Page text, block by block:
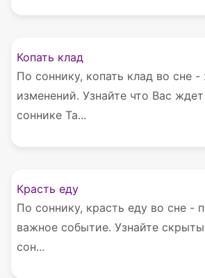
Копать клад
По соннику, копать клад во сне
изменений. Узнайте что Вас
соннике Та...
Красть еду
По соннику, красть еду во сне -
важное событие. Узнайте
сон...